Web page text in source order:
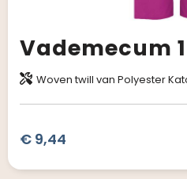
Woven twill van Polyester
€ 9,44